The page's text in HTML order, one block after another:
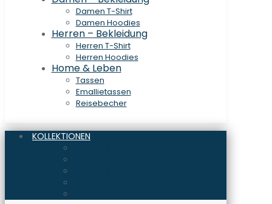
Damen T-Shirt
Damen Hoodies
Herren – Bekleidung
Herren T-Shirt
Herren Hoodies
Home & Leben
Tassen
Emallietassen
Reisebecher
KOLLEKTIONEN